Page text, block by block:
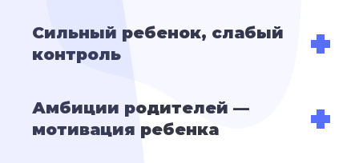
Сильный ребенок, слабый
контроль
Амбиции родителей —
мотивация ребенка